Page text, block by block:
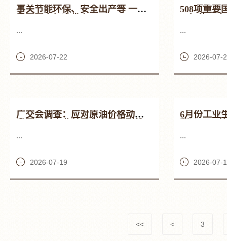
事关节能环保、安全出产等 一批
...
2026-07-22
508项重要
...
2026-07-
广交会调查：应对原油价格动摇
...
2026-07-19
6月份工业
...
2026-07-
<< < 3